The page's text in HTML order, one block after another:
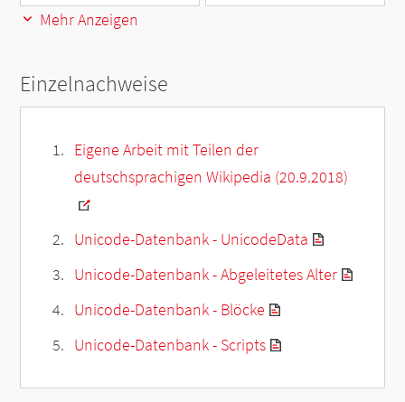
Mehr Anzeigen
Einzelnachweise
Eigene Arbeit mit Teilen der
deutschsprachigen Wikipedia (20.9.2018)
Unicode-Datenbank - UnicodeData
Unicode-Datenbank - Abgeleitetes Alter
Unicode-Datenbank - Blöcke
Unicode-Datenbank - Scripts